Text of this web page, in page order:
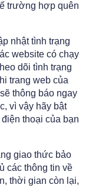
trường hợp quên
nhật tình trạng
website có chạy
dõi tình trạng
trang web của
thông báo ngay
vì vậy hãy bật
thoại của bạn
giao thức bảo
các thông tin về
thời gian còn lại,